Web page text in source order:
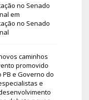
no Senado
em
no Senado
caminhos
promovido
PB e Governo do
e